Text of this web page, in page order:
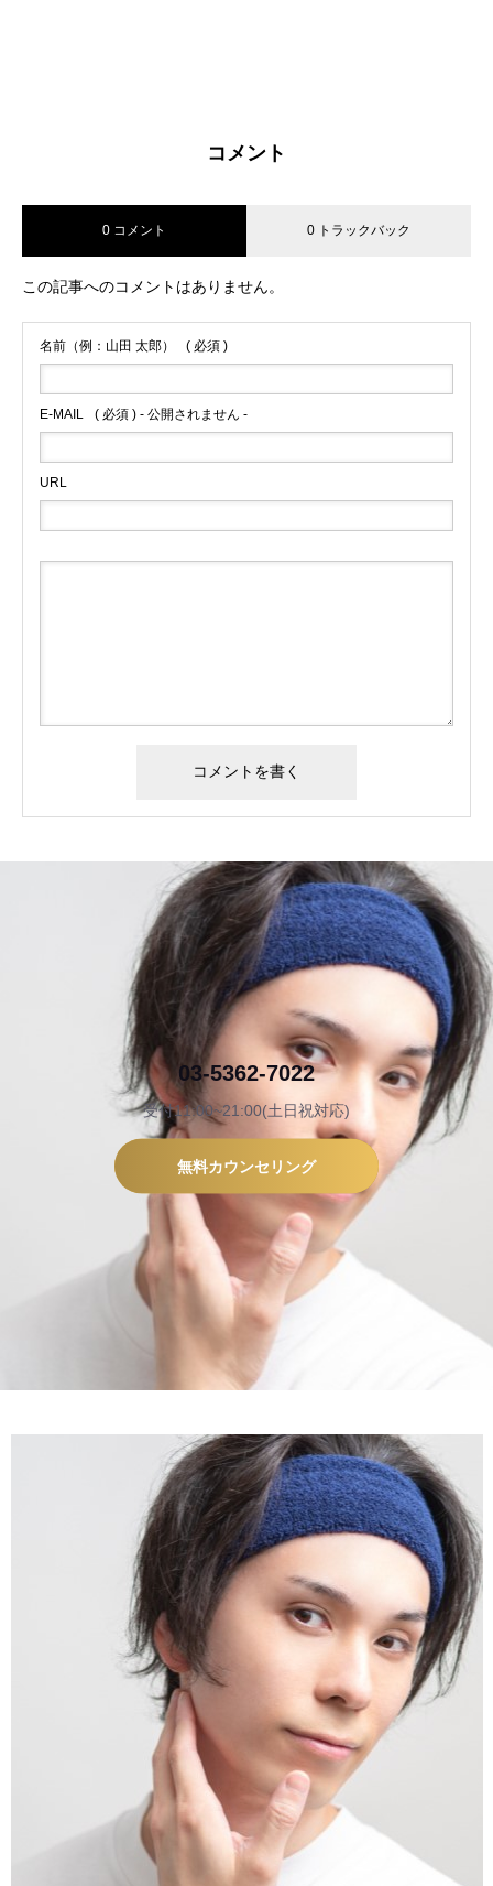
コメント
0 コメント 0 トラックバック
この記事へのコメントはありません。
名前（例：山田 太郎） ( 必須 )
E-MAIL ( 必須 ) - 公開されません -
URL
03-5362-7022
受付11:00~21:00(土日祝対応)
無料カウンセリング